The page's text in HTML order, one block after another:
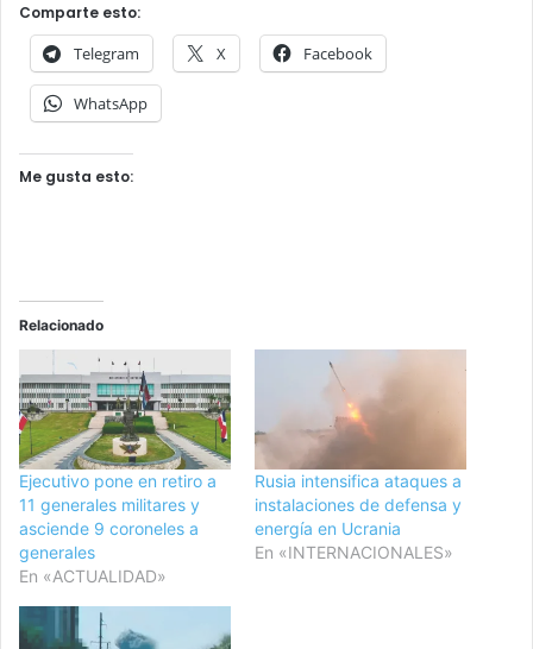
Comparte esto:
Telegram X Facebook
WhatsApp
Me gusta esto:
Relacionado
Ejecutivo pone en retiro a
11 generales militares y
asciende 9 coroneles a
generales
En «ACTUALIDAD»
Rusia intensifica ataques a
instalaciones de defensa y
energía en Ucrania
En «INTERNACIONALES»